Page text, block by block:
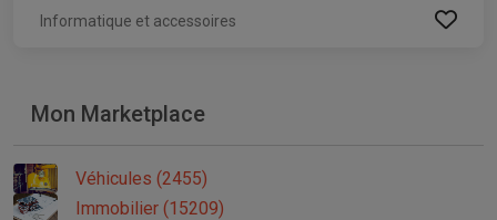
Informatique et accessoires
Mon Marketplace
Véhicules (2455)
Immobilier (15209)